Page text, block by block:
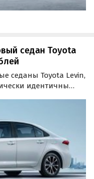
седан Toyota
седаны Toyota Levin,
идентичны
2 540 000 рублей…